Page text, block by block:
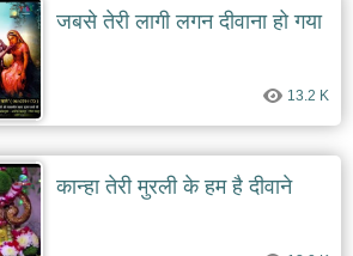
जबसे तेरी लागी लगन दीवाना हो गया
13.2 K
कान्हा तेरी मुरली के हम है दीवाने